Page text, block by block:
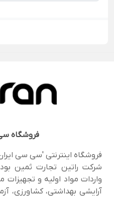
فروشگاه
فروشگاه اینترنتی 'سی سی
شرکت راتین تجارت ثمین
واردات مواد اولیه و تجهیزات
آرایشی بهداشتی، کشاورزی،